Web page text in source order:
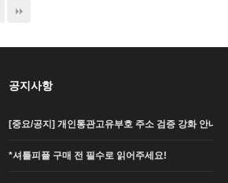
공지사항
[중요/공지] 개인통관고유부호 주소 검증 강화 안내 (…
*셔틀피플 구매 전 필수로 읽어주세요!